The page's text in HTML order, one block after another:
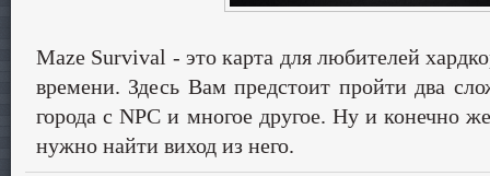
Maze Survival - это карта для любителей
времени. Здесь Вам предстоит пройти два
города с NPC и многое другое. Ну и конечно
нужно найти виход из него.